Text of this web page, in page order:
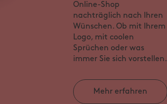
Online-Shop
nachträglich nach Ihren
Wünschen. Ob mit Ihrem
Logo, mit coolen
Sprüchen oder was
immer Sie sich vorstellen.
Mehr erfahren